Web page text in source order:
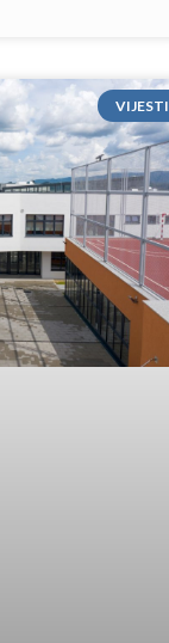
VIJESTI